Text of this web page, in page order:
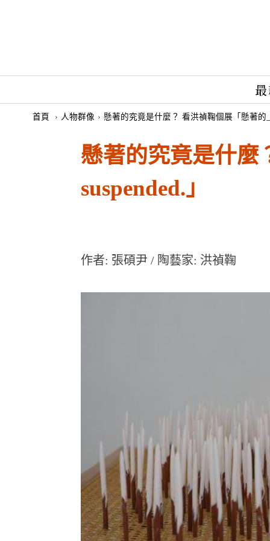
首頁 › 人物群像 › 懸著的究竟是什麼？ 看洪禎鞠個展「懸著的
懸著的究竟是什麼
suspended.」
作者: 張碩尹 / 陶藝家: 洪禎鞠